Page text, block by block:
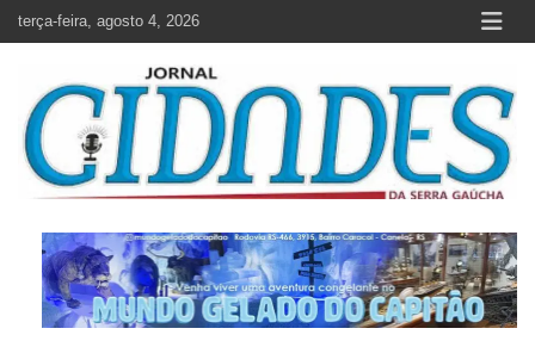
Skip
terça-feira, agosto 4, 2026
Jornal Cidades da Serra Gaúcha